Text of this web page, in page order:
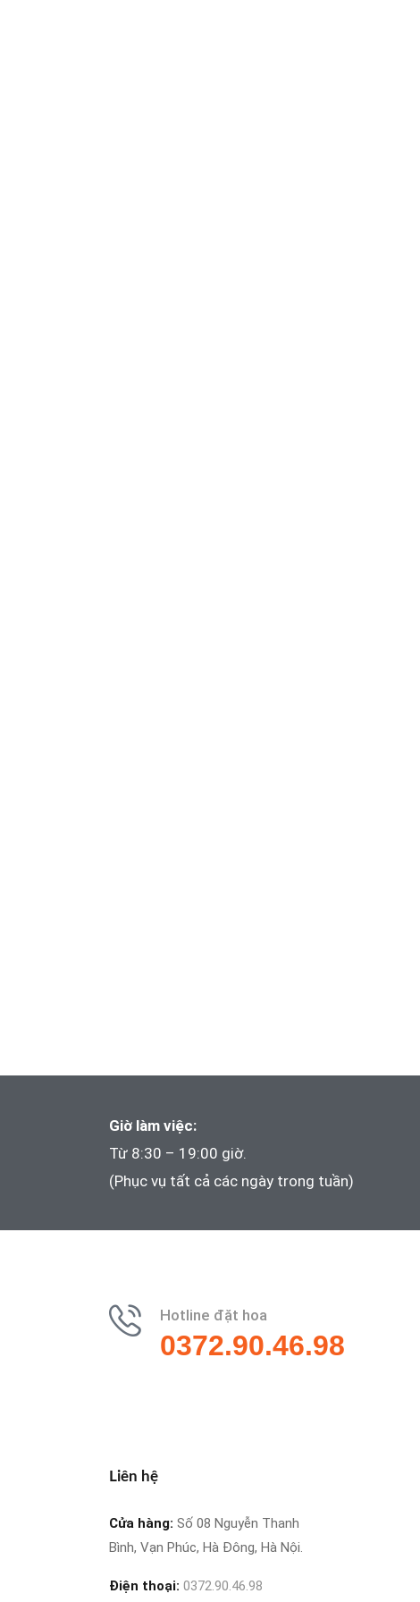
Giờ làm việc:
Từ 8:30 – 19:00 giờ.
(Phục vụ tất cả các ngày trong tuần)
Hotline đặt hoa
0372.90.46.98
Liên hệ
Cửa hàng: Số 08 Nguyễn Thanh
Bình, Vạn Phúc, Hà Đông, Hà Nội.
Điện thoại: 0372.90.46.98